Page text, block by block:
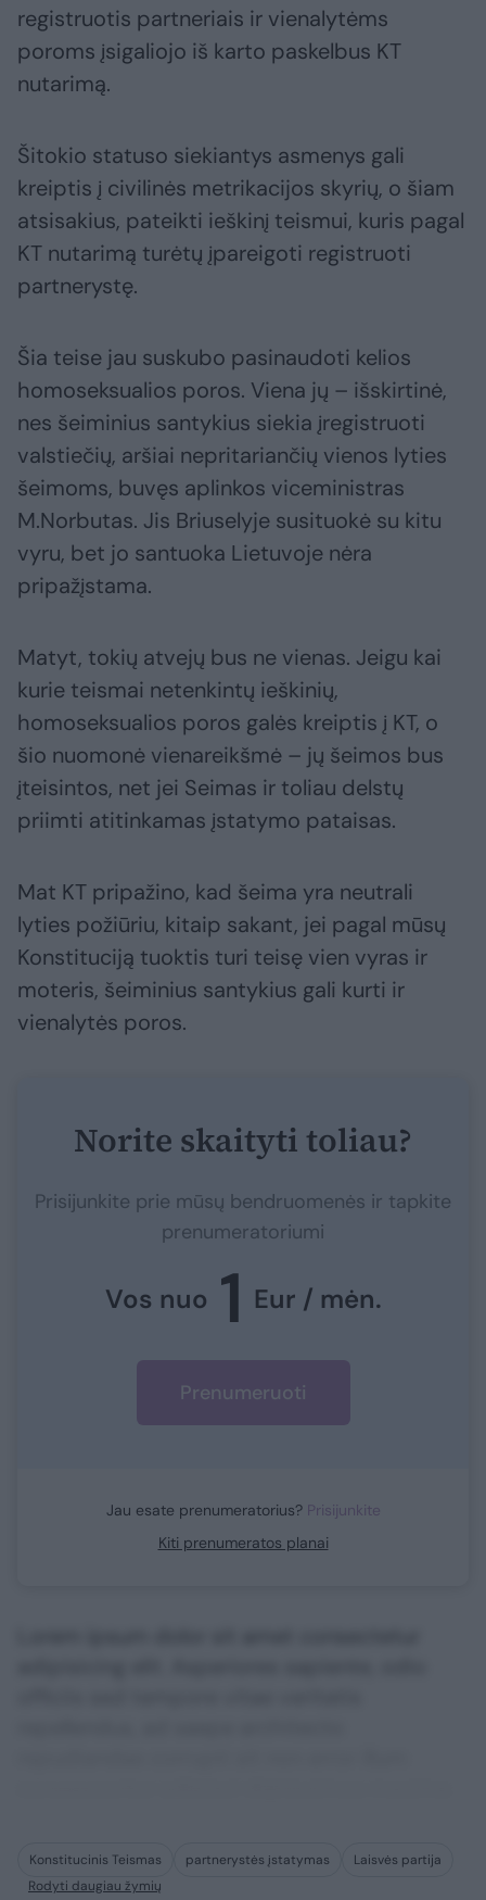
registruotis partneriais ir vienalytėms
poroms įsigaliojo iš karto paskelbus KT
nutarimą.
Šitokio statuso siekiantys asmenys gali
kreiptis į civilinės metrikacijos skyrių, o šiam
atsisakius, pateikti ieškinį teismui, kuris pagal
KT nutarimą turėtų įpareigoti registruoti
partnerystę.
Šia teise jau suskubo pasinaudoti kelios
homoseksualios poros. Viena jų – išskirtinė,
nes šeiminius santykius siekia įregistruoti
valstiečių, aršiai nepritariančių vienos lyties
šeimoms, buvęs aplinkos viceministras
M.Norbutas. Jis Briuselyje susituokė su kitu
vyru, bet jo santuoka Lietuvoje nėra
pripažįstama.
Matyt, tokių atvejų bus ne vienas. Jeigu kai
kurie teismai netenkintų ieškinių,
homoseksualios poros galės kreiptis į KT, o
šio nuomonė vienareikšmė – jų šeimos bus
įteisintos, net jei Seimas ir toliau delstų
priimti atitinkamas įstatymo pataisas.
Mat KT pripažino, kad šeima yra neutrali
lyties požiūriu, kitaip sakant, jei pagal mūsų
Konstituciją tuoktis turi teisę vien vyras ir
moteris, šeiminius santykius gali kurti ir
vienalytės poros.
Norite skaityti toliau?
Prisijunkite prie mūsų bendruomenės ir tapkite
prenumeratoriumi
Vos nuo 1 Eur / mėn.
Prenumeruoti
Jau esate prenumeratorius? Prisijunkite
Kiti prenumeratos planai
Konstitucinis Teismas partnerystės įstatymas
Laisvės partija
Rodyti daugiau žymių